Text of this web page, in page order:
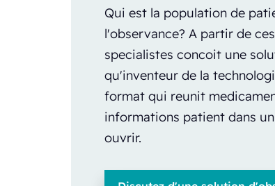
Qui est la population de
l'observance? A partir de
specialistes concoit une
qu'inventeur de la
format qui reunit
informations patient dans
ouvrir.